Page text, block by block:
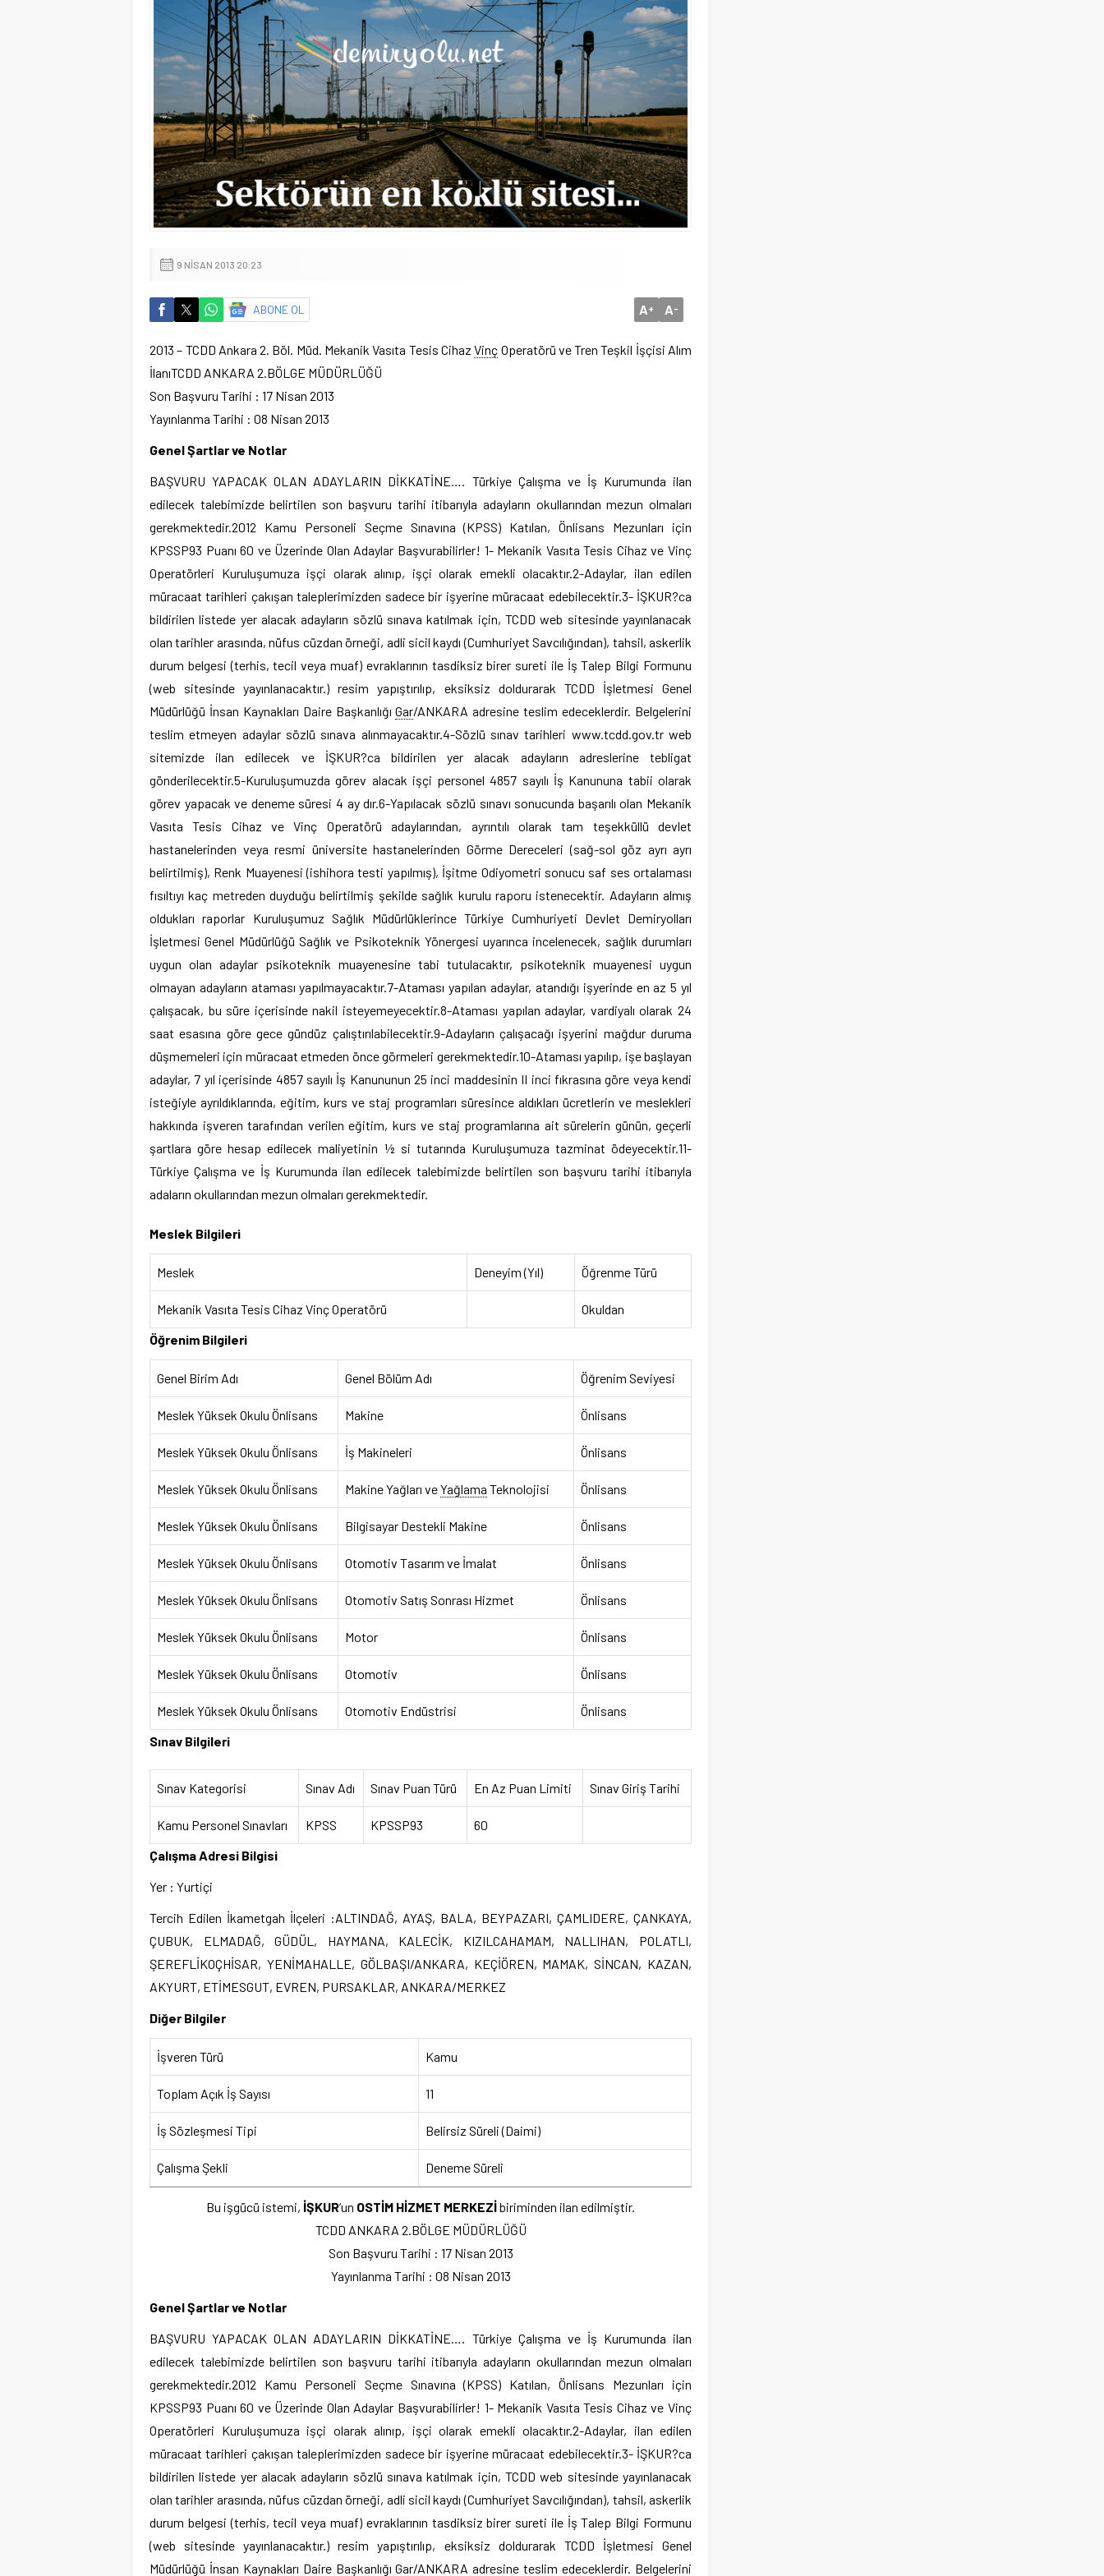
9 NISAN 2013 20:23
ABONE OL A+ A-
2013 – TCDD Ankara 2. Böl. Müd. Mekanik Vasıta Tesis CihazVinç Operatörü ve Tren Teşkil İşçisi Alım
İlanıTCDD ANKARA 2.BÖLGE MÜDÜRLÜĞÜ
Son Başvuru Tarihi : 17 Nisan 2013
Yayınlanma Tarihi : 08 Nisan 2013
Genel Şartlar ve Notlar
BAŞVURU YAPACAK OLAN ADAYLARIN DİKKATİNE…. Türkiye Çalışma ve İş Kurumunda ilan
edilecek talebimizde belirtilen son başvuru tarihi itibarıyla adayların okullarından mezun olmaları
gerekmektedir.2012 Kamu Personeli Seçme Sınavına (KPSS) Katılan, Önlisans Mezunları için
KPSSP93 Puanı 60 ve Üzerinde Olan Adaylar Başvurabilirler! 1- Mekanik Vasıta Tesis Cihaz ve Vinç
Operatörleri Kuruluşumuza işçi olarak alınıp, işçi olarak emekli olacaktır.2-Adaylar, ilan edilen
müracaat tarihleri çakışan taleplerimizden sadece bir işyerine müracaat edebilecektir.3- İŞKUR?ca
bildirilen listede yer alacak adayların sözlü sınava katılmak için, TCDD web sitesinde yayınlanacak
olan tarihler arasında, nüfus cüzdan örneği, adli sicil kaydı (Cumhuriyet Savcılığından), tahsil, askerlik
durum belgesi (terhis, tecil veya muaf) evraklarının tasdiksiz birer sureti ile İş Talep Bilgi Formunu
(web sitesinde yayınlanacaktır.) resim yapıştırılıp, eksiksiz doldurarak TCDD İşletmesi Genel
Müdürlüğü İnsan Kaynakları Daire BaşkanlığıGar/ANKARA adresine teslim edeceklerdir. Belgelerini
teslim etmeyen adaylar sözlü sınava alınmayacaktır.4-Sözlü sınav tarihleri www.tcdd.gov.tr web
sitemizde ilan edilecek ve İŞKUR?ca bildirilen yer alacak adayların adreslerine tebligat
gönderilecektir.5-Kuruluşumuzda görev alacak işçi personel 4857 sayılı İş Kanununa tabii olarak
görev yapacak ve deneme süresi 4 ay dır.6-Yapılacak sözlü sınavı sonucunda başarılı olan Mekanik
Vasıta Tesis Cihaz ve Vinç Operatörü adaylarından, ayrıntılı olarak tam teşekküllü devlet
hastanelerinden veya resmi üniversite hastanelerinden Görme Dereceleri (sağ-sol göz ayrı ayrı
belirtilmiş), Renk Muayenesi (ishihora testi yapılmış), İşitme Odiyometri sonucu saf ses ortalaması
fısıltıyı kaç metreden duyduğu belirtilmiş şekilde sağlık kurulu raporu istenecektir. Adayların almış
oldukları raporlar Kuruluşumuz Sağlık Müdürlüklerince Türkiye Cumhuriyeti Devlet Demiryolları
İşletmesi Genel Müdürlüğü Sağlık ve Psikoteknik Yönergesi uyarınca incelenecek, sağlık durumları
uygun olan adaylar psikoteknik muayenesine tabi tutulacaktır, psikoteknik muayenesi uygun
olmayan adayların ataması yapılmayacaktır.7-Ataması yapılan adaylar, atandığı işyerinde en az 5 yıl
çalışacak, bu süre içerisinde nakil isteyemeyecektir.8-Ataması yapılan adaylar, vardiyalı olarak 24
saat esasına göre gece gündüz çalıştırılabilecektir.9-Adayların çalışacağı işyerini mağdur duruma
düşmemeleri için müracaat etmeden önce görmeleri gerekmektedir.10-Ataması yapılıp, işe başlayan
adaylar, 7 yıl içerisinde 4857 sayılı İş Kanununun 25 inci maddesinin II inci fıkrasına göre veya kendi
isteğiyle ayrıldıklarında, eğitim, kurs ve staj programları süresince aldıkları ücretlerin ve meslekleri
hakkında işveren tarafından verilen eğitim, kurs ve staj programlarına ait sürelerin günün, geçerli
şartlara göre hesap edilecek maliyetinin ½ si tutarında Kuruluşumuza tazminat ödeyecektir.11-
Türkiye Çalışma ve İş Kurumunda ilan edilecek talebimizde belirtilen son başvuru tarihi itibarıyla
adaların okullarından mezun olmaları gerekmektedir.
Meslek Bilgileri
Meslek Deneyim (Yıl) Öğrenme Türü
Mekanik Vasıta Tesis Cihaz Vinç Operatörü
Okuldan
Öğrenim Bilgileri
Genel Birim Adı Genel Bölüm Adı Öğrenim Seviyesi
Meslek Yüksek Okulu Önlisans Makine Önlisans
Meslek Yüksek Okulu Önlisans İş Makineleri Önlisans
Meslek Yüksek Okulu Önlisans Makine Yağları veYağlama Teknolojisi Önlisans
Meslek Yüksek Okulu Önlisans Bilgisayar Destekli Makine Önlisans
Meslek Yüksek Okulu Önlisans Otomotiv Tasarım ve İmalat Önlisans
Meslek Yüksek Okulu Önlisans Otomotiv Satış Sonrası Hizmet Önlisans
Meslek Yüksek Okulu Önlisans Motor Önlisans
Meslek Yüksek Okulu Önlisans Otomotiv Önlisans
Meslek Yüksek Okulu Önlisans Otomotiv Endüstrisi
Önlisans
Sınav Bilgileri
Sınav Kategorisi Sınav Adı Sınav Puan Türü En Az Puan Limiti Sınav Giriş Tarihi
Kamu Personel Sınavları KPSS KPSSP93
60
Çalışma Adresi Bilgisi
Yer : Yurtiçi
Tercih Edilen İkametgah İlçeleri :ALTINDAĞ, AYAŞ, BALA, BEYPAZARI, ÇAMLIDERE, ÇANKAYA,
ÇUBUK, ELMADAĞ, GÜDÜL, HAYMANA, KALECİK, KIZILCAHAMAM, NALLIHAN, POLATLI,
ŞEREFLİKOÇHİSAR, YENİMAHALLE, GÖLBAŞI/ANKARA, KEÇİÖREN, MAMAK, SİNCAN, KAZAN,
AKYURT, ETİMESGUT, EVREN, PURSAKLAR, ANKARA/MERKEZ
Diğer Bilgiler
İşveren Türü Kamu
Toplam Açık İş Sayısı 11
İş Sözleşmesi Tipi Belirsiz Süreli (Daimi)
Çalışma Şekli Deneme Süreli
Bu işgücü istemi, İŞKUR‘un OSTİM HİZMET MERKEZİbiriminden ilan edilmiştir.
TCDD ANKARA 2.BÖLGE MÜDÜRLÜĞÜ
Son Başvuru Tarihi : 17 Nisan 2013
Yayınlanma Tarihi : 08 Nisan 2013
Genel Şartlar ve Notlar
BAŞVURU YAPACAK OLAN ADAYLARIN DİKKATİNE…. Türkiye Çalışma ve İş Kurumunda ilan
edilecek talebimizde belirtilen son başvuru tarihi itibarıyla adayların okullarından mezun olmaları
gerekmektedir.2012 Kamu Personeli Seçme Sınavına (KPSS) Katılan, Önlisans Mezunları için
KPSSP93 Puanı 60 ve Üzerinde Olan Adaylar Başvurabilirler! 1- Mekanik Vasıta Tesis Cihaz ve Vinç
Operatörleri Kuruluşumuza işçi olarak alınıp, işçi olarak emekli olacaktır.2-Adaylar, ilan edilen
müracaat tarihleri çakışan taleplerimizden sadece bir işyerine müracaat edebilecektir.3- İŞKUR?ca
bildirilen listede yer alacak adayların sözlü sınava katılmak için, TCDD web sitesinde yayınlanacak
olan tarihler arasında, nüfus cüzdan örneği, adli sicil kaydı (Cumhuriyet Savcılığından), tahsil, askerlik
durum belgesi (terhis, tecil veya muaf) evraklarının tasdiksiz birer sureti ile İş Talep Bilgi Formunu
(web sitesinde yayınlanacaktır.) resim yapıştırılıp, eksiksiz doldurarak TCDD İşletmesi Genel
Müdürlüğü İnsan Kaynakları Daire Başkanlığı Gar/ANKARA adresine teslim edeceklerdir. Belgelerini